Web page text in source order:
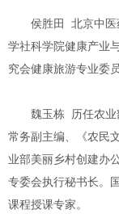
侯胜田 北京中医
学社科学院健康产业
究会健康旅游专业委
魏玉栋 历任农业
常务副主编、《农民
业部美丽乡村创建办
专委会执行秘书长。
课程授课专家。